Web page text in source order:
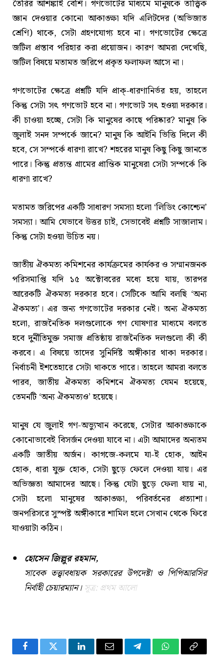
তৈরির আশঙ্কাই বেশি। গণভোটের মাধ্যমে মানুষকে তাত্ত্বিক
জ্ঞান দেওয়ার কোনো আকাঙ্ক্ষা যদি এলিটদের (অভিজাত
শ্রেণি) থাকে, সেটা গ্রহণযোগ্য হবে না। গণভোটের ক্ষেত্রে
জটিল প্রস্তাব পরিহার করা প্রয়োজন। কারণ আমরা দেখেছি,
জটিল বিষয়ে মতামত জরিপে প্রকৃত ফলাফল আসে না।
গণভোটের ক্ষেত্রে প্রশ্নটি যদি প্রাক্‌-ধারণানির্ভর হয়, তাহলে
কিন্তু সেটা সৎ গণভোট হবে না। গণভোট সৎ হওয়া দরকার।
কী চাওয়া হচ্ছে, সেটা কি মানুষের কাছে পরিষ্কার? মানুষ কি
জুলাই সনদ সম্পর্কে জানে? মানুষ কি আইনি ভিত্তি দিলে কী
হবে, সে সম্পর্কে ধারণা রাখে? শহরের মানুষ কিছু কিছু জানতে
পারে। কিন্তু প্রত্যন্ত গ্রামের প্রান্তিক মানুষেরা সেটা সম্পর্কে কি
ধারণা রাখে?
মতামত জরিপের একটি সাধারণ সমস্যা হলো ‘লিডিং কোশ্চেন’
সমস্যা। আমি যেভাবে উত্তর চাই, সেভাবেই প্রশ্নটি সাজালাম।
কিন্তু সেটা হওয়া উচিত নয়।
জাতীয় ঐকমত্য কমিশনের কার্যক্রমের কার্যকর ও সম্মানজনক
পরিসমাপ্তি যদি ১৫ অক্টোবরের মধ্যে হয়ে যায়, তারপর
আরেকটি ঐকমত্য দরকার হবে। সেটিকে আমি বলছি ‘অন্য
ঐকমত্য’। এর জন্য গণভোটের দরকার নেই। অন্য ঐকমত্য
হলো, রাজনৈতিক দলগুলোকে গণ ঘোষণার মাধ্যমে বলতে
হবে দুর্নীতিমুক্ত সমাজ প্রতিষ্ঠায় রাজনৈতিক দলগুলো কী কী
করবে। এ বিষয়ে তাদের সুনির্দিষ্ট অঙ্গীকার থাকা দরকার।
নির্বাচনী ইশতেহারে সেটা থাকতে পারে। তাহলে আমরা বলতে
পারব, জাতীয় ঐকমত্য কমিশনে ঐকমত্য যেমন হয়েছে,
তেমনটি ‘অন্য ঐকমত্যও’ হয়েছে।
মানুষ যে জুলাই গণ-অভ্যুত্থান করেছে, সেটার আকাঙ্ক্ষাকে
কোনোভাবেই বিসর্জন দেওয়া যাবে না। এটা আমাদের অন্যতম
একটি জাতীয় অর্জন। কাগজে-কলমে যা-ই হোক, আইন
হোক, ধারা যুক্ত হোক, সেটা ছুড়ে ফেলে দেওয়া যায়। এর
অভিজ্ঞতা আমাদের আছে। কিন্তু যেটা ছুড়ে ফেলা যায় না,
সেটা হলো মানুষের আকাঙ্ক্ষা, পরিবর্তনের প্রত্যাশা।
জনপরিসরে সুস্পষ্ট অঙ্গীকারে শামিল হলে সেখান থেকে ফিরে
যাওয়াটা কঠিন।
হোসেন জিল্লুর রহমান,
সাবেক তত্ত্বাবধায়ক সরকারের উপদেষ্টা ও পিপিআরসির
নির্বাহী চেয়ারম্যান।সূত্র: প্রথম আলো
FacebookTwitter LinkedInEmail TelegramWhatsApp
Copy